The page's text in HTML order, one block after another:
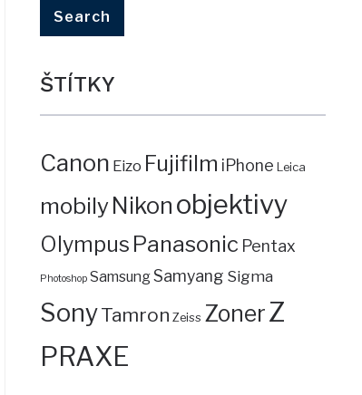
ŠTÍTKY
Canon Eizo Fujifilm iPhone Leica
mobilyNikon objektivy
Olympus Panasonic Pentax
Photoshop SamsungSamyang Sigma
SonyTamron Zeiss ZonerZ
PRAXE